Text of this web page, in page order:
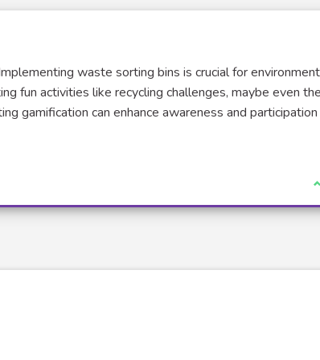
waste sorting bins is crucial for
fun activities like recycling challenges, maybe even
gamification can enhance awareness and participation